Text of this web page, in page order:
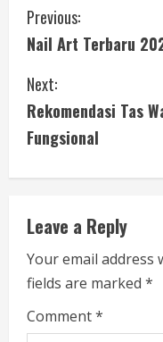
C
o
n
t
i
n
u
e
R
Previous:
Nail Art Terbaru
Next:
Rekomendasi Tas
Fungsional
Leave a Reply
Your email address
fields are marked *
Comment*